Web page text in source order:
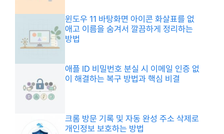
윈도우 11 바탕화면 아이콘 화살표를 없
애고 이름을 숨겨서 깔끔하게 정리하는
방법
애플 ID 비밀번호 분실 시 이메일 인증 없
이 해결하는 복구 방법과 핵심 비결
크롬 방문 기록 및 자동 완성 주소 삭제로
개인정보 보호하는 방법